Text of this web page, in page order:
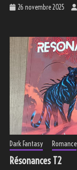
26 novembre 2025
Dark Fantasy Romance
Résonances T2